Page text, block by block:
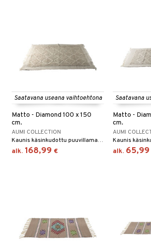
Saatavana useana vaihtoehtona
Matto - Diamond 100 x 150
cm.
AUMI COLLECTION
Kaunis käsinkudottu puuvillamatto Thaimaasta!
alk. 168,99 €
Saatavana
Matto -
cm.
AUMI
alk. 65,99